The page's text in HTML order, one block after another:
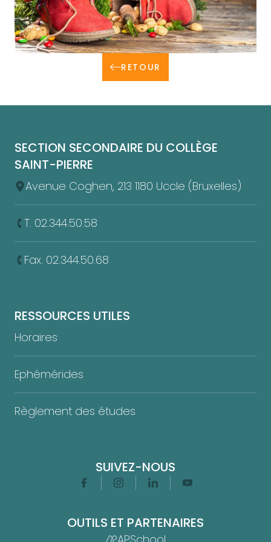
RETOUR
SECTION SECONDAIRE DU COLLÈGE
SAINT-PIERRE
Avenue Coghen, 213 1180 Uccle (Bruxelles)
T. 02.344.50.58
Fax. 02.344.50.68
RESSOURCES UTILES
Horaires
Ephémérides
Règlement des études
SUIVEZ-NOUS
FacebookInstagramLinkedinYoutube
OUTILS ET PARTENAIRES